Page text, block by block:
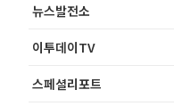
뉴스발전소
이투데이TV
스페셜리포트